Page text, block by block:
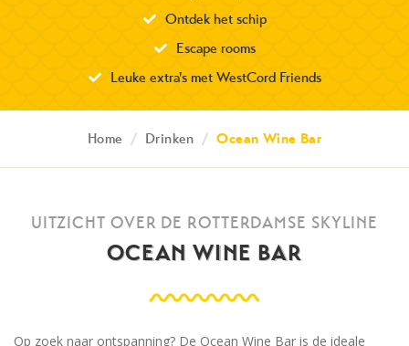
Ontdek het schip
Escape rooms
Leuke extra's met WestCord Friends
Home / Drinken / Ocean Wine Bar
UITZICHT OVER DE ROTTERDAMSE SKYLINE
OCEAN WINE BAR
Op zoek naar ontspanning? De Ocean Wine Bar is de ideale